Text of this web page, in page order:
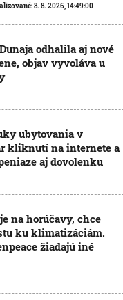
8. 8. 2026, 14:49:00
odhalila aj nové
objav vyvoláva u
ubytovania v
kliknutí na internete a
aj dovolenku
na horúčavy, chce
ku klimatizáciám.
žiadajú iné